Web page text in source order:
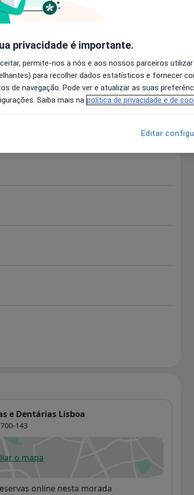
Dentárias
detalhes
sobre a experiência
e Dentárias Lisboa
143
o mapa
abre num novo separador
online nesta morada
privacidade é importante.
permite-nos a nós e aos nossos parceiros
para recolher dados estatísticos e fornecer
de navegação. Pode ver e atualizar as suas
Saiba mais na política de privacidade e de
Editar